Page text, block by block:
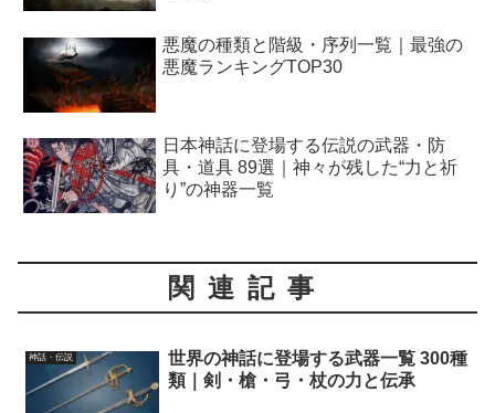
悪魔の種類と階級・序列一覧｜最強の
悪魔ランキングTOP30
日本神話に登場する伝説の武器・防
具・道具 89選｜神々が残した“力と祈
り”の神器一覧
関連記事
神話・伝説
世界の神話に登場する武器一覧 300種
類｜剣・槍・弓・杖の力と伝承